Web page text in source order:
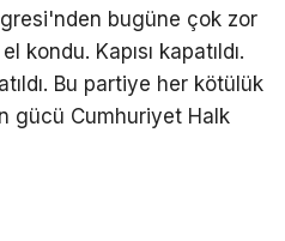
bugüne çok zor
kondu. Kapısı kapatıldı.
Bu partiye her kötülük
gücü Cumhuriyet Halk